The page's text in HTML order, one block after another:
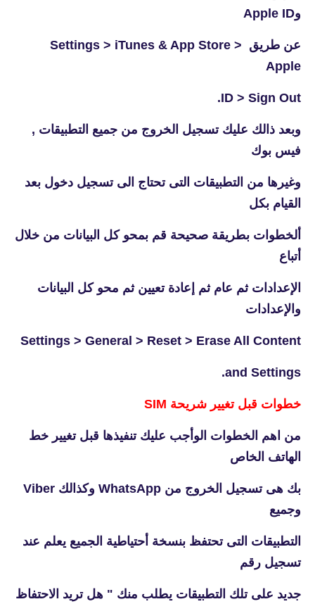
وApple ID
عن طريق Settings > iTunes & App Store >
Apple
ID > Sign Out.
وبعد ذالك عليك تسجيل الخروج من جميع التطبيقات ,
فيس بوك
وغيرها من التطبيقات التى تحتاج الى تسجيل دخول بعد
القيام بكل
ألخطوات بطريقة صحيحة قم بمحو كل البيانات من خلال
أتباع
الإعدادات ثم عام ثم إعادة تعيين ثم محو كل البيانات
والإعدادات
Settings > General > Reset > Erase All Content
and Settings.
خطوات قبل تغيير شريحة SIM
من اهم الخطوات الوأجب عليك تنفيذها قبل تغيير خط
الهاتف الخاص
بك هى تسجيل الخروج من
WhatsApp وكذالك Viber
وجميع
التطبيقات التى تحتفظ بنسخة أحتياطية الجميع يعلم عند
تسجيل رقم
جديد على تلك التطبيقات يطلب منك " هل تريد الاحتفاظ